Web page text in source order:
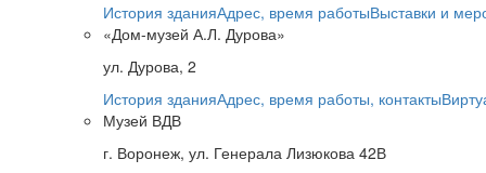
История зданияАдрес, время работыВыставки и
«Дом-музей А.Л. Дурова»
ул. Дурова, 2
История зданияАдрес, время работы, контакты
Музей ВДВ
г. Воронеж, ул. Генерала Лизюкова 42В